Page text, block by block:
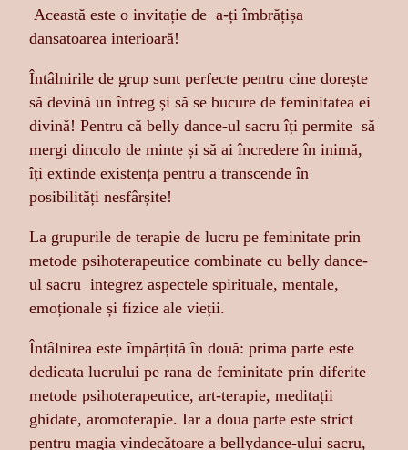
Această este o invitație de a-ți îmbrățișa
dansatoarea interioară!
Întâlnirile de grup sunt perfecte pentru cine dorește
să devină un întreg și să se bucure de feminitatea ei
divină! Pentru că belly dance-ul sacru îți permite să
mergi dincolo de minte și să ai încredere în inimă,
îți extinde existența pentru a transcende în
posibilități nesfârșite!
La grupurile de terapie de lucru pe feminitate prin
metode psihoterapeutice combinate cu belly dance-
ul sacru integrez aspectele spirituale, mentale,
emoționale și fizice ale vieții.
Întâlnirea este împărțită în două: prima parte este
dedicata lucrului pe rana de feminitate prin diferite
metode psihoterapeutice, art-terapie, meditații
ghidate, aromoterapie. Iar a doua parte este strict
pentru magia vindecătoare a bellydance-ului sacru,